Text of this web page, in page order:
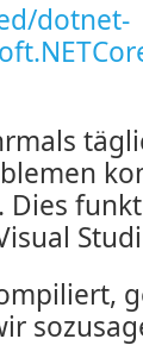
dotnet-
Dies